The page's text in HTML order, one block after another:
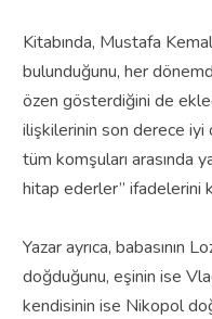
Kitabında, Mustafa
bulunduğunu, her
özen gösterdiğini de
ilişkilerinin son derece iyi
tüm komşuları arasında
hitap ederler” ifadelerini
Yazar ayrıca, babasının
doğduğunu, eşinin ise
kendisinin ise Nikopol